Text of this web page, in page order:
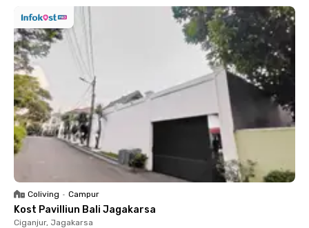
Coliving • Campur
Kost Pavilliun Bali Jagakarsa
Ciganjur, Jagakarsa